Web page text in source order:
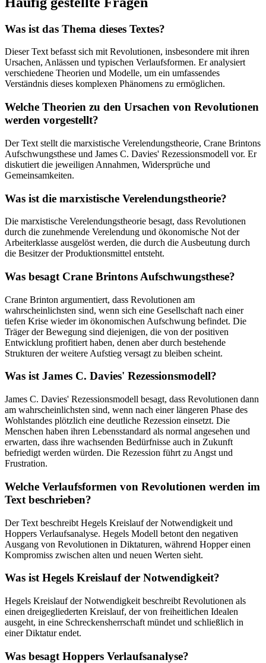
Was ist das Thema dieses Textes?
Dieser Text befasst sich mit Revolutionen, insbesondere mit ihren
Ursachen, Anlässen und typischen Verlaufsformen. Er analysiert
verschiedene Theorien und Modelle, um ein umfassendes
Verständnis dieses komplexen Phänomens zu ermöglichen.
Welche Theorien zu den Ursachen von Revolutionen
werden vorgestellt?
Der Text stellt die marxistische Verelendungstheorie, Crane Brintons
Aufschwungsthese und James C. Davies' Rezessionsmodell vor. Er
diskutiert die jeweiligen Annahmen, Widersprüche und
Gemeinsamkeiten.
Was ist die marxistische Verelendungstheorie?
Die marxistische Verelendungstheorie besagt, dass Revolutionen
durch die zunehmende Verelendung und ökonomische Not der
Arbeiterklasse ausgelöst werden, die durch die Ausbeutung durch
die Besitzer der Produktionsmittel entsteht.
Was besagt Crane Brintons Aufschwungsthese?
Crane Brinton argumentiert, dass Revolutionen am
wahrscheinlichsten sind, wenn sich eine Gesellschaft nach einer
tiefen Krise wieder im ökonomischen Aufschwung befindet. Die
Träger der Bewegung sind diejenigen, die von der positiven
Entwicklung profitiert haben, denen aber durch bestehende
Strukturen der weitere Aufstieg versagt zu bleiben scheint.
Was ist James C. Davies' Rezessionsmodell?
James C. Davies' Rezessionsmodell besagt, dass Revolutionen dann
am wahrscheinlichsten sind, wenn nach einer längeren Phase des
Wohlstandes plötzlich eine deutliche Rezession einsetzt. Die
Menschen haben ihren Lebensstandard als normal angesehen und
erwarten, dass ihre wachsenden Bedürfnisse auch in Zukunft
befriedigt werden würden. Die Rezession führt zu Angst und
Frustration.
Welche Verlaufsformen von Revolutionen werden im
Text beschrieben?
Der Text beschreibt Hegels Kreislauf der Notwendigkeit und
Hoppers Verlaufsanalyse. Hegels Modell betont den negativen
Ausgang von Revolutionen in Diktaturen, während Hopper einen
Kompromiss zwischen alten und neuen Werten sieht.
Was ist Hegels Kreislauf der Notwendigkeit?
Hegels Kreislauf der Notwendigkeit beschreibt Revolutionen als
einen dreigegliederten Kreislauf, der von freiheitlichen Idealen
ausgeht, in eine Schreckensherrschaft mündet und schließlich in
einer Diktatur endet.
Was besagt Hoppers Verlaufsanalyse?